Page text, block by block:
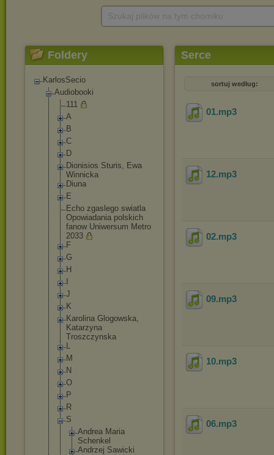
Foldery
KarlosSecio
Audiobooki
111
A
B
C
D
Dionisios Sturis, Ewa
Winnicka
Diuna
E
Echo zgaslego swiatla
Opowiadania polskich
fanow Uniwersum Metro
2033
F
G
H
J
K
Karolina Glogowska,
Katarzyna
Troszczynska
L
M
N
O
P
R
S
Andrea Maria
Schenkel
Andrzej Sawicki
Serce
sortuj według:
01.mp3
12.mp3
02.mp3
09.mp3
10.mp3
06.mp3